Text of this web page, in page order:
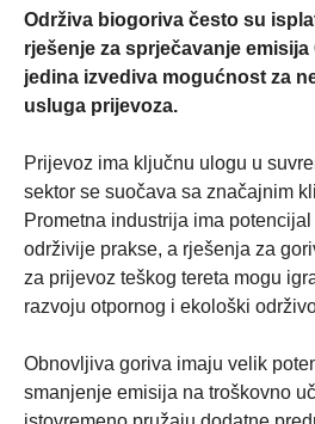
Održiva biogoriva često su
rješenje za sprječavanje emisija
jedina izvediva mogućnost za
usluga prijevoza.
Prijevoz ima ključnu ulogu u
sektor se suočava sa značajnim
Prometna industrija ima
održivije prakse, a rješenja za
za prijevoz teškog tereta mogu
razvoju otpornog i ekološki
Obnovljiva goriva imaju velik
smanjenje emisija na troškovno